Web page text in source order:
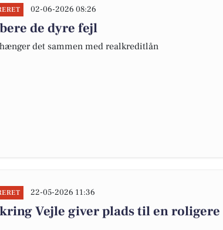
02-06-2026 08:26
de dyre fejl
det sammen med realkreditlån
22-05-2026 11:36
Vejle giver plads til en roligere